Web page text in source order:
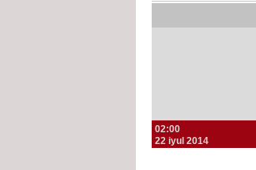
02:00
22 iyul 2014